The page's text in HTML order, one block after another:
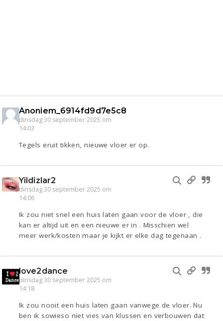
Anoniem_6914fd9d7e5c8
dinsdag 30 september 2025 om
14:03
Tegels eruit tikken, nieuwe vloer er op.
Yildizlar2
dinsdag 30 september 2025 om
14:06
Ik zou niet snel een huis laten gaan voor de vloer , die
kan er altijd uit en een nieuwe er in . Misschien wel
meer werk/kosten maar je kijkt er elke dag tegenaan .
love2dance
dinsdag 30 september 2025 om
14:18
Ik zou nooit een huis laten gaan vanwege de vloer. Nu
ben ik sowieso niet vies van klussen en verbouwen dat